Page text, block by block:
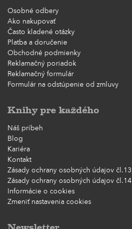
Osobné odbery
Ako nakupovať
Často kladené otázky
Platba a doručenie
Obchodné podmienky
Reklamačný poriadok
Reklamačný formulár
Formulár na odstúpenie od zmluvy
Knihy pre každého
Náš príbeh
Blog
Kariéra
Kontakt
Zásady ochrany osobných údajov čl.13
Zásady ochrany osobných údajov čl.14
Informácie o cookies
Zmeniť nastavenia cookies